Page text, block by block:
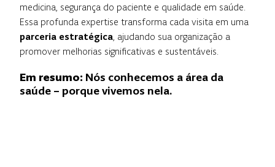
medicina, segurança do paciente e qualidade em saúde.
Essa profunda expertise transforma cada visita em uma
parceria estratégica, ajudando sua organização a
promover melhorias significativas e sustentáveis.
Em resumo: Nós conhecemos a área da
saúde – porque vivemos nela.